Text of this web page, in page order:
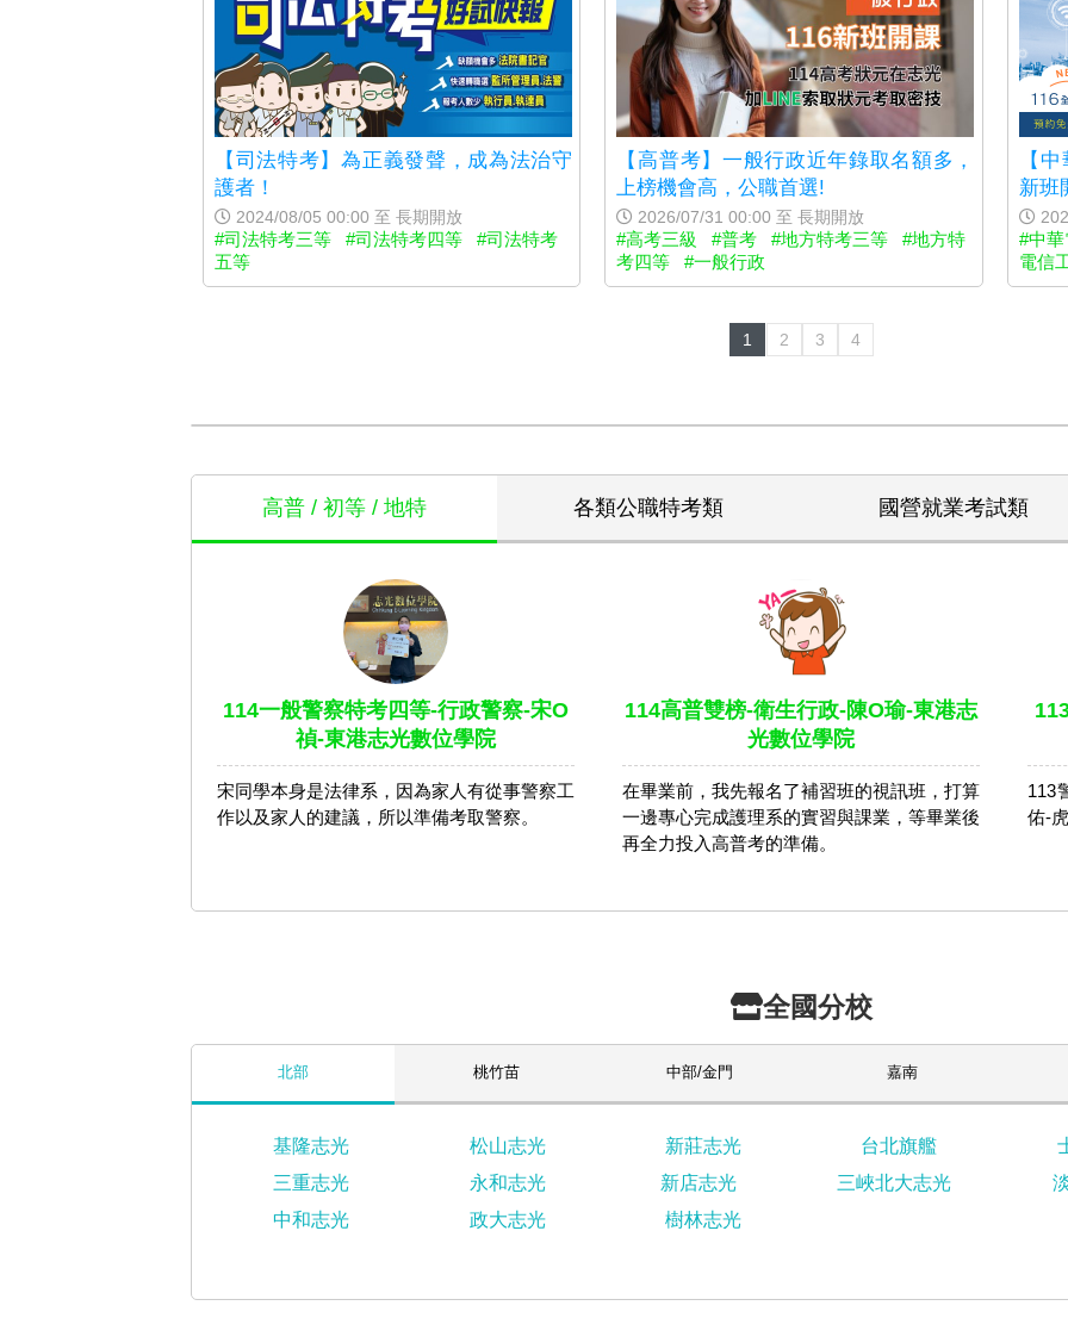
【司法特考】為正義發聲，成為法治守
護者！
2024/08/05 00:00 至 長期開放
#司法特考三等 #司法特考四等
#司法特考
五等
【高普考】一般行政近年錄取名額多，
上榜機會高，公職首選!
2026/07/31 00:00 至 長期開放
#高考三級 #普考 #地方特考三等
#地方特
考四等
#一般行政
【
新班
#中
電信
1 2 3 4
高普 / 初等 / 地特 各類公職特考類 國營就業考試類
114一般警察特考四等-行政警察-宋O
禎-東港志光數位學院
宋同學本身是法律系，因為家人有從事警察工
作以及家人的建議，所以準備考取警察。
114高普雙榜-衛生行政-陳O瑜-東港志
光數位學院
在畢業前，我先報名了補習班的視訊班，打算
一邊專心完成護理系的實習與課業，等畢業後
再全力投入高普考的準備。
113
佑-
全國分校
北部 桃竹苗 中部/金門 嘉南
基隆志光 松山志光 新莊志光 台北旗艦
三重志光
永和志光 新店志光 三峽北大志光
中和志光
政大志光 樹林志光